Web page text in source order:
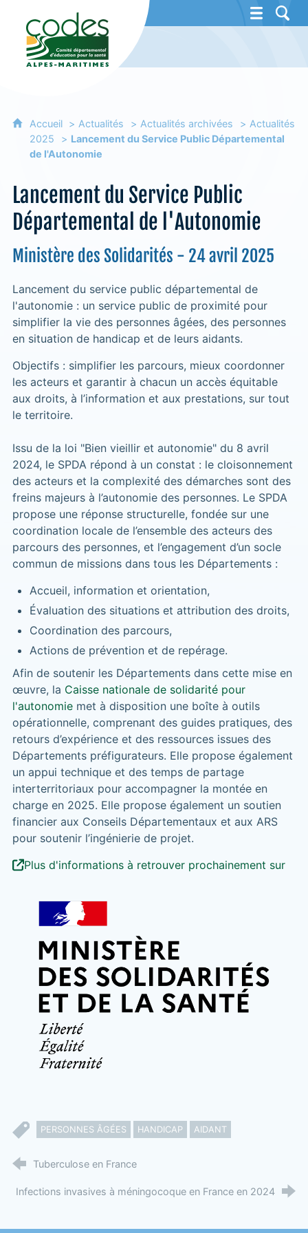
CoDES 06 - Comité départemental
Accueil Actualités Actualités archivées
Actualités
2025
Lancement du Service Public Départemental
de l'Autonomie
Lancement du Service Public
Départemental de l'Autonomie
Ministère des Solidarités - 24 avril 2025
Lancement du service public départemental de
l'autonomie : un service public de proximité pour
simplifier la vie des personnes âgées, des personnes
en situation de handicap et de leurs aidants.
Objectifs : simplifier les parcours, mieux coordonner
les acteurs et garantir à chacun un accès équitable
aux droits, à l’information et aux prestations, sur tout
le territoire.
Issu de la loi "Bien vieillir et autonomie" du 8 avril
2024, le SPDA répond à un constat : le cloisonnement
des acteurs et la complexité des démarches sont des
freins majeurs à l’autonomie des personnes. Le SPDA
propose une réponse structurelle, fondée sur une
coordination locale de l’ensemble des acteurs des
parcours des personnes, et l’engagement d’un socle
commun de missions dans tous les Départements :
Accueil, information et orientation,
Évaluation des situations et attribution des droits,
Coordination des parcours,
Actions de prévention et de repérage.
Afin de soutenir les Départements dans cette mise en
œuvre, la Caisse nationale de solidarité pour
l'autonomiemet à disposition une boîte à outils
opérationnelle, comprenant des guides pratiques, des
retours d’expérience et des ressources issues des
Départements préfigurateurs. Elle propose également
un appui technique et des temps de partage
interterritoriaux pour accompagner la montée en
charge en 2025. Elle propose également un soutien
financier aux Conseils Départementaux et aux ARS
pour soutenir l’ingénierie de projet.
Plus d'informations à retrouver prochainement sur
PERSONNES ÂGÉES HANDICAP AIDANT
Tuberculose en France
Infections invasives à méningocoque en France en 2024